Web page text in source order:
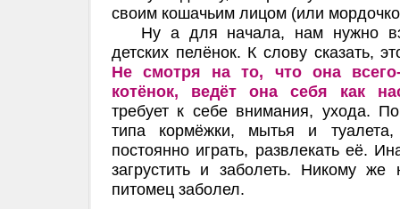
своим кошачьим лицом (или
Ну а для начала, нам нужно
детских пелёнок. К слову сказать,
Не смотря на то, что она
котёнок, ведёт она себя как
требует к себе внимания, ухода.
типа кормёжки, мытья и
постоянно играть, развлекать её.
загрустить и заболеть. Никому
питомец заболел.